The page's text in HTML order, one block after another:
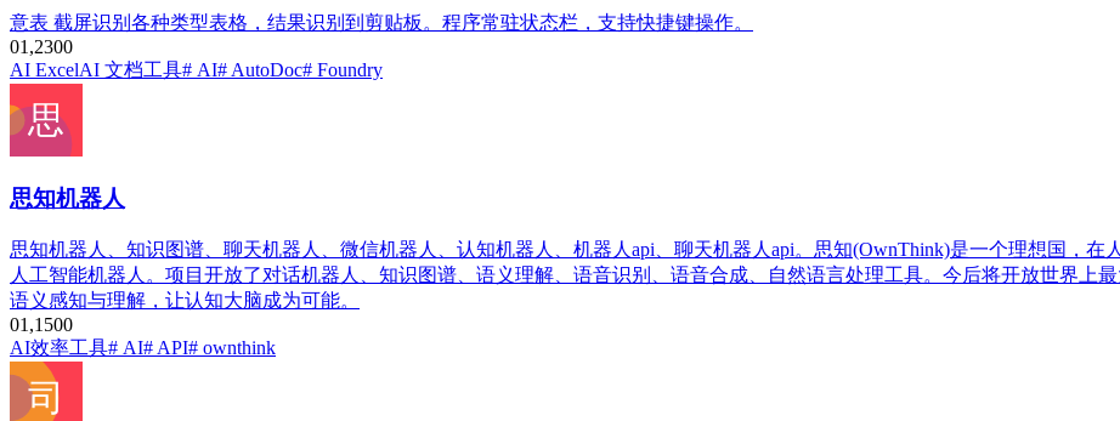
意表 截屏识别各种类型表格，结果识别到剪贴板。程序常驻状态栏，支持快捷键操作。
01,2300
AI ExcelAI 文档工具# AI# AutoDoc# Foundry
思知机器人
思知机器人、知识图谱、聊天机器人、微信机器人、认知机器人、机器人api、聊天机器人api。思知(OwnThink)是一个理想国，
人工智能机器人。项目开放了对话机器人、知识图谱、语义理解、语音识别、语音合成、自然语言处理工具。今后将开放世界上
语义感知与理解，让认知大脑成为可能。
01,1500
AI效率工具# AI# API# ownthink